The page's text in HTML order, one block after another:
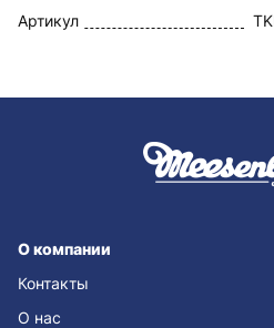
Артикул
О компании
Контакты
О нас